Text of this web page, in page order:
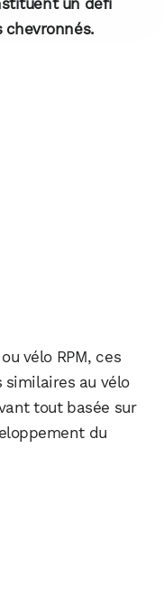
chevronnés.
vélo RPM, ces
au vélo
tout basée sur
du